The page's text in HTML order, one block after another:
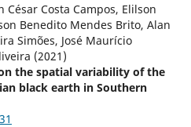
César Costa Campos, Elilson
Benedito Mendes Brito, Alan
Simões, José Maurício
(2021)
the spatial variability of the
black earth in Southern